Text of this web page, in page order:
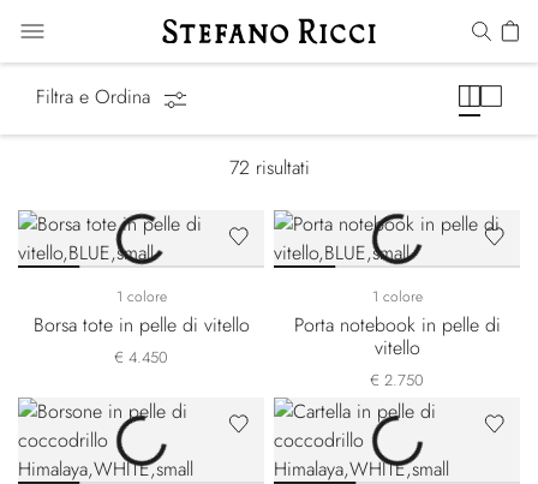
Filtra e Ordina
72 risultati
1 colore
Borsa tote in pelle di vitello
€ 4.450
1 colore
Porta notebook in pelle di
vitello
€ 2.750